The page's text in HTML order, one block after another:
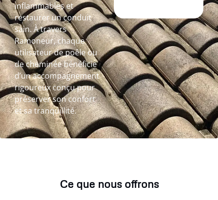
inflammables et
restaurer un conduit
sain. À travers
Ramoneur, chaque
utilisateur de poêle ou
de cheminée bénéficie
d’un accompagnement
rigoureux conçu pour
préserver son confort
et sa tranquillité.
Ce que nous offrons